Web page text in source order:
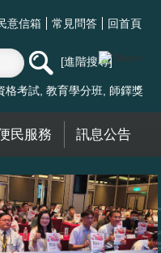
意信箱 常見問答 回首頁
進階搜尋
格考試 教育學分班 師鐸獎
民服務 訊息公告